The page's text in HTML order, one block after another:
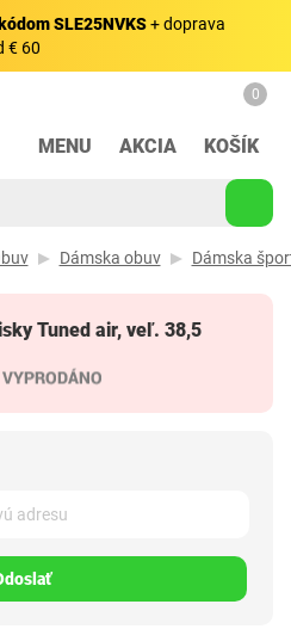
SLE25NVKS+ doprava
€ 60
MENU AKCIA
0
KOŠÍK
Dámska obuv Dámska
Tuned air, veľ. 38,5